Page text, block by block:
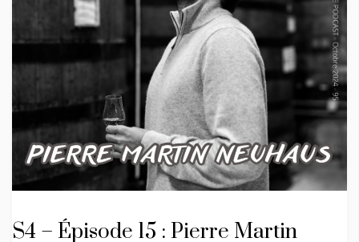
S4 – Épisode 15 : Pierre Martin